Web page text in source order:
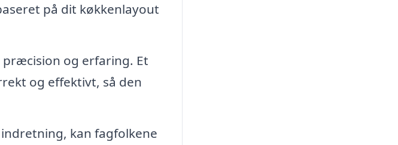
på dit køkkenlayout
og erfaring. Et
og effektivt, så den
kan fagfolkene